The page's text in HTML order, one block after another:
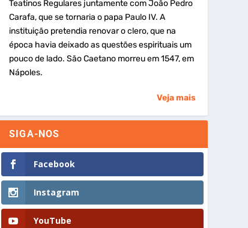
Teatinos Regulares juntamente com João Pedro
Carafa, que se tornaria o papa Paulo IV. A
instituição pretendia renovar o clero, que na
época havia deixado as questões espirituais um
pouco de lado. São Caetano morreu em 1547, em
Nápoles.
Veja mais
SIGA-NOS
Facebook
Instagram
YouTube